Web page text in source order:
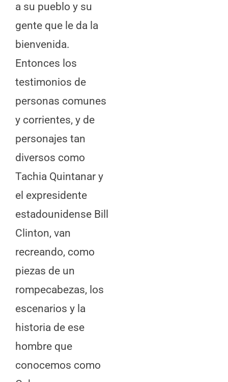
a su pueblo y su
gente que le da la
bienvenida.
Entonces los
testimonios de
personas comunes
y corrientes, y de
personajes tan
diversos como
Tachia Quintanar y
el expresidente
estadounidense Bill
Clinton, van
recreando, como
piezas de un
rompecabezas, los
escenarios y la
historia de ese
hombre que
conocemos como